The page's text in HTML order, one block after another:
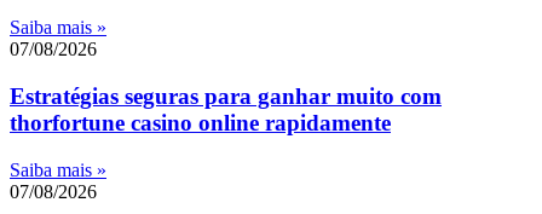
Saiba mais »
07/08/2026
Estratégias seguras para ganhar muito com
thorfortune casino online rapidamente
Saiba mais »
07/08/2026